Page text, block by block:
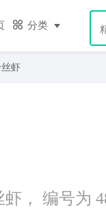
分类
虾
， 编号为